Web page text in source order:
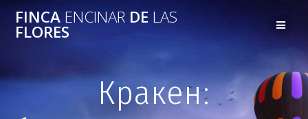
FINCAENCINAR DE LAS
FLORES
Кракен: